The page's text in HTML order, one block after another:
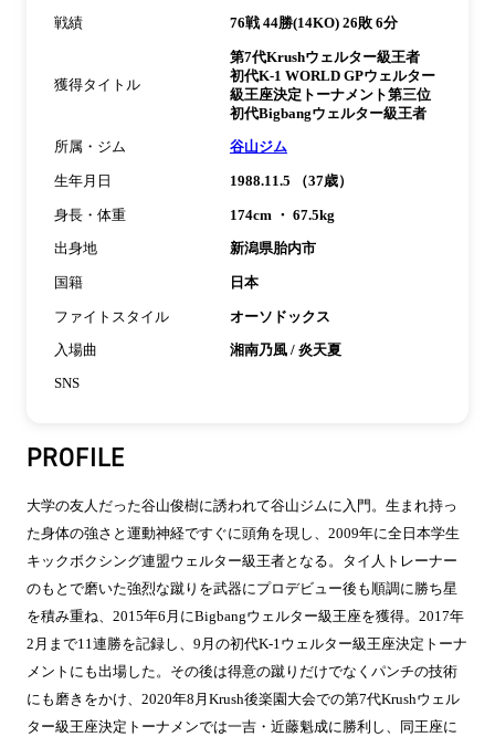
戦績 76戦 44勝(14KO) 26敗 6分
獲得タイトル
第7代Krushウェルター級王者
初代K-1 WORLD GPウェルター
級王座決定トーナメント第三位
初代Bigbangウェルター級王者
所属・ジム 谷山ジム
生年月日 1988.11.5 （37歳）
身長・体重 174cm ・ 67.5kg
出身地 新潟県胎内市
国籍 日本
ファイトスタイル オーソドックス
入場曲 湘南乃風 / 炎天夏
SNS
PROFILE
大学の友人だった谷山俊樹に誘われて谷山ジムに入門。生まれ持っ
た身体の強さと運動神経ですぐに頭角を現し、2009年に全日本学生
キックボクシング連盟ウェルター級王者となる。タイ人トレーナー
のもとで磨いた強烈な蹴りを武器にプロデビュー後も順調に勝ち星
を積み重ね、2015年6月にBigbangウェルター級王座を獲得。2017年
2月まで11連勝を記録し、9月の初代K-1ウェルター級王座決定トーナ
メントにも出場した。その後は得意の蹴りだけでなくパンチの技術
にも磨きをかけ、2020年8月Krush後楽園大会での第7代Krushウェル
ター級王座決定トーナメンでは一吉・近藤魁成に勝利し、同王座に